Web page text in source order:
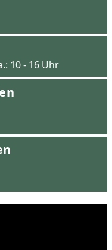
10 - 16 Uhr